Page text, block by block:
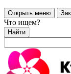
Открыть меню
Что ищем?
Найти